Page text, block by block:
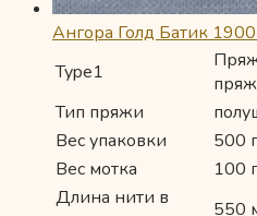
Ангора Голд Батик
Type1
Тип пряжи
Вес упаковки
500 г
Вес мотка
100 г
Длина нити в
550